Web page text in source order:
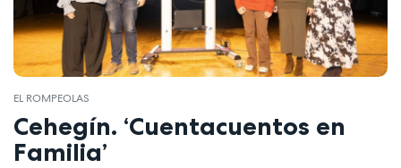
EL ROMPEOLAS
Cehegín. ‘Cuentacuentos en
Familia’